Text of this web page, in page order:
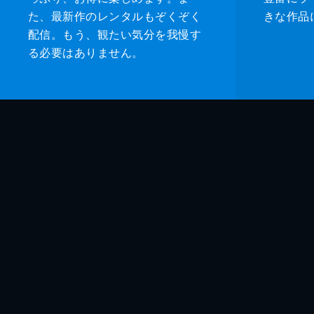
た、最新作のレンタルもぞくぞく
配信。もう、観たい気分を我慢す
る必要はありません。
きな作